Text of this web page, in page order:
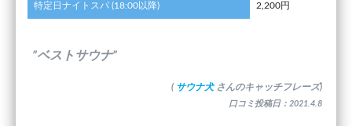
特定日ナイトスパ (18:00以降) 2,200円
”ベストサウナ”
( サウナ犬 さんのキャッチフレーズ)
口コミ投稿日：2021.4.8